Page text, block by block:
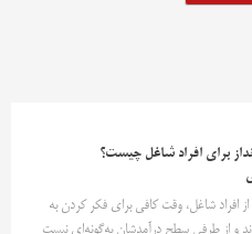
برای افراد شاغل چیست؟
افراد شاغل، وقت کافی برای فکر کردن به
و از طرفی سطح درآمدشان به‌گونه‌ای نیست